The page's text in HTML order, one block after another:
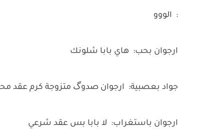
: الووو
ارجوان بحب: هاي بابا شلونك
جواد بعصبية: ارجوان صدوگ متزوجة كرم عقد
ارجوان باستغراب: لا بابا بس عقد شرعي